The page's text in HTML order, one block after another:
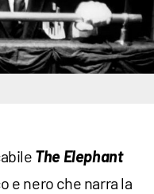
The Elephant
e nero che narra la